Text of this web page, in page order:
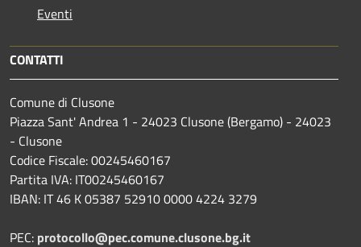
Eventi
CONTATTI
Comune di Clusone
Piazza Sant' Andrea 1 - 24023 Clusone (Bergamo) - 24023
- Clusone
Codice Fiscale: 00245460167
Partita IVA: IT00245460167
IBAN: IT 46 K 05387 52910 0000 4224 3279
PEC: protocollo@pec.comune.clusone.bg.it